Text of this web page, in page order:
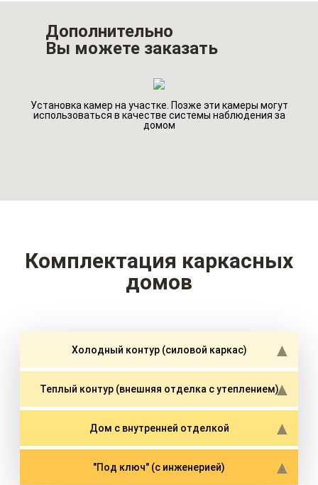
Дополнительно
Вы можете заказать
Установка камер на участке. Позже эти камеры могут
использоваться в качестве системы наблюдения за
домом
Комплектация каркасных
домов
Холодный контур (силовой каркас)
Теплый контур (внешняя отделка с утеплением)
Дом с внутренней отделкой
"Под ключ" (с инженерией)